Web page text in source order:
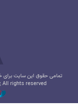
تمامی حقوق این سایت برای
All rights reserved